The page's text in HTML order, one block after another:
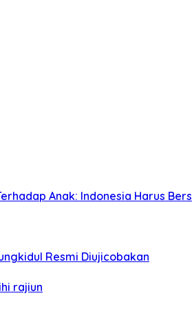
Anak: Indonesia Harus
Resmi Diujicobakan
rajiun